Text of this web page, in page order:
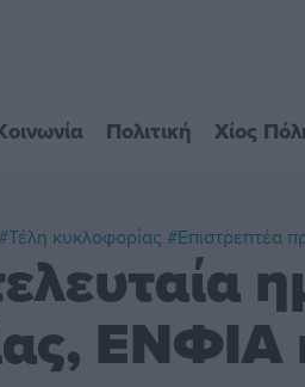
Πολιτική Χίος
κυκλοφορίας #Επιστρεπτέα
ΕΝΦΙΑ